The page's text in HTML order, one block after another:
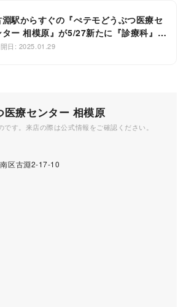
淵駅からすぐの『ぺテモどうぶつ医療セ
ター 相模原』が5/27新たに『診療科』を
し移転予定！
日: 2025.01.29
医療センター 相模原
す。来店の際は公式情報をご確認ください。
区古淵2-17-10